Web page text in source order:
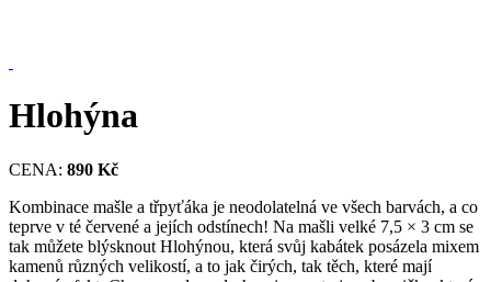
Hlohýna
CENA: 890 Kč
Kombinace mašle a třpyťáka je neodolatelná ve všech barvách, a co
teprve v té červené a jejích odstínech! Na mašli velké 7,5 × 3 cm se
tak můžete blýsknout Hlohýnou, která svůj kabátek posázela mixem
kamenů různých velikostí, a to jak čirých, tak těch, které mají